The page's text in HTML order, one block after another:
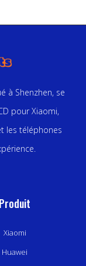
à Shenzhen, se
pour Xiaomi,
les téléphones
Produit
Xiaomi
Huawei